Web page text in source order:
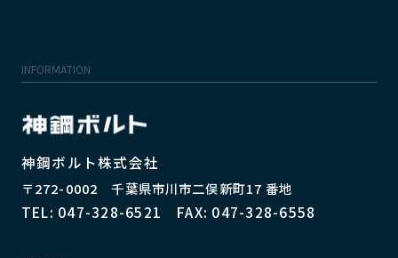
INFORMATION
神鋼ボルト株式会社
〒272-0002 千葉県市川市二俣新町17 番地
TEL: 047-328-6521 FAX: 047-328-6558